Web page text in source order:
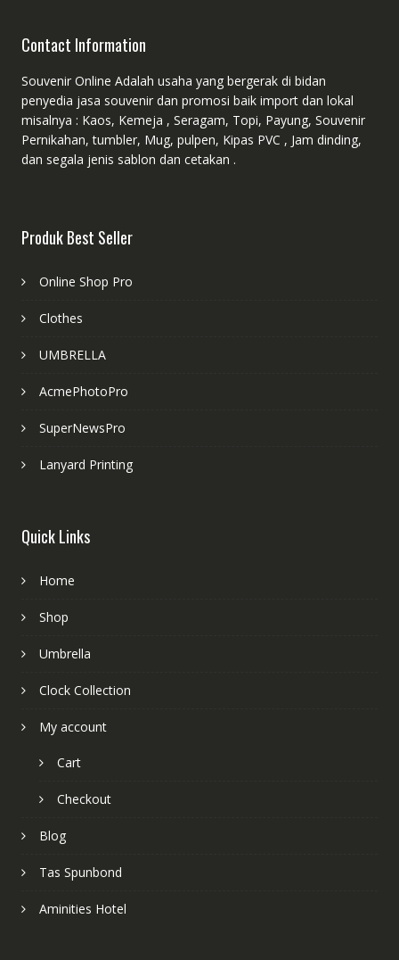
Contact Information
Souvenir Online Adalah usaha yang bergerak di bidan
penyedia jasa souvenir dan promosi baik import dan lokal
misalnya : Kaos, Kemeja , Seragam, Topi, Payung, Souvenir
Pernikahan, tumbler, Mug, pulpen, Kipas PVC , Jam dinding,
dan segala jenis sablon dan cetakan .
Produk Best Seller
Online Shop Pro
Clothes
UMBRELLA
AcmePhotoPro
SuperNewsPro
Lanyard Printing
Quick Links
Home
Shop
Umbrella
Clock Collection
My account
Cart
Checkout
Blog
Tas Spunbond
Aminities Hotel